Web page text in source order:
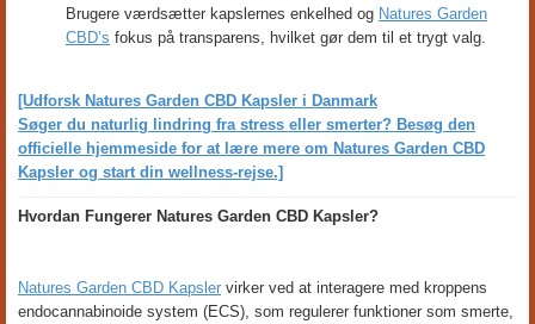
Brugere værdsætter kapslernes enkelhed og Natures Garden
CBD’s fokus på transparens, hvilket gør dem til et trygt valg.
[Udforsk Natures Garden CBD Kapsler i Danmark
Søger du naturlig lindring fra stress eller smerter? Besøg den
officielle hjemmeside for at lære mere om Natures Garden CBD
Kapsler og start din wellness-rejse.]
Hvordan Fungerer Natures Garden CBD Kapsler?
Natures Garden CBD Kapsler virker ved at interagere med kroppens
endocannabinoide system (ECS), som regulerer funktioner som smerte,